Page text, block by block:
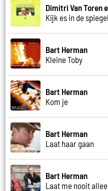
Dimitri Van Toren
Kijk es in de spiegel
Bart Herman
Kleine Toby
Bart Herman
Kom je
Bart Herman
Laat haar gaan
Bart Herman
Laat me nooit